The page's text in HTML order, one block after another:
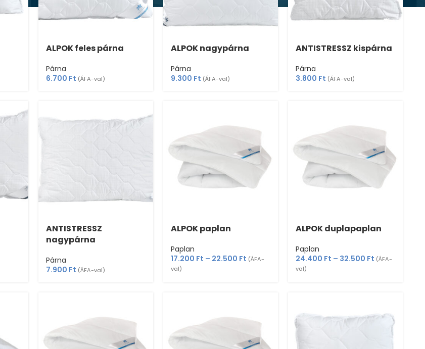
ALPOK feles párna
Párna
6.700 Ft (ÁFA-val)
ALPOK nagypárna
Párna
9.300 Ft (ÁFA-val)
ANTISTRESSZ kispárna
Párna
3.800 Ft (ÁFA-val)
ANTISTRESSZ
nagypárna
Párna
7.900 Ft (ÁFA-val)
ALPOK paplan
Paplan
17.200 Ft – 22.500 Ft (ÁFA-
val)
ALPOK duplapaplan
Paplan
24.400 Ft – 32.500 Ft (ÁFA-
val)